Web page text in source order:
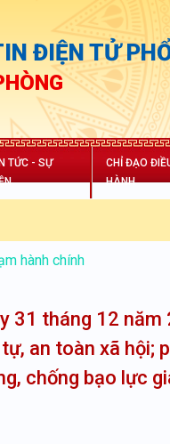
ĐIỆN TỬ
TỨC - SỰ
CHỈ ĐẠO
HÀNH
hành chính
tháng 12 năm
an toàn xã hội;
chống bạo lực